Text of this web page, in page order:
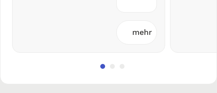
mehr